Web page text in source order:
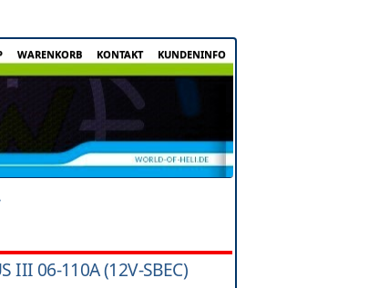
WARENKORB KONTAKT KUNDENINFO
III 06-110A (12V-SBEC)